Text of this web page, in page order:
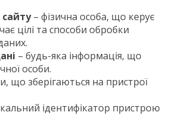
сайту– фізична особа, що керує
цілі та способи обробки
– будь-яка інформація, що
особи.
що зберігаються на пристрої
ідентифікатор пристрою